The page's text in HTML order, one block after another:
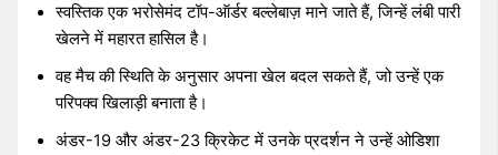
स्वस्तिक एक भरोसेमंद टॉप-ऑर्डर बल्लेबाज़ माने जाते हैं, जिन्हें लंबी पारी
खेलने में महारत हासिल है।
वह मैच की स्थिति के अनुसार अपना खेल बदल सकते हैं, जो उन्हें एक
परिपक्व खिलाड़ी बनाता है।
अंडर-19 और अंडर-23 क्रिकेट में उनके प्रदर्शन ने उन्हें ओडिशा